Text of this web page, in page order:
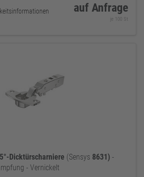
auf Anfrage
je 100 St
Dicktürscharniere (Sensys 8631) -
- Vernickelt